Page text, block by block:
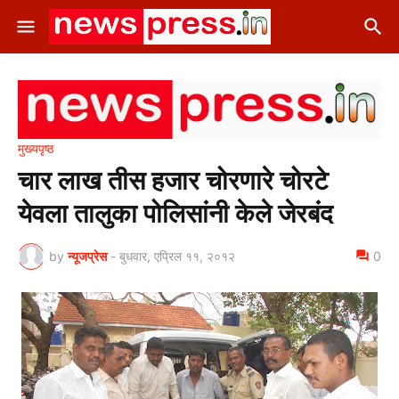
मुख्यपृष्ठ
चार लाख तीस हजार चोरणारे चोरटे
येवला तालुका पोलिसांनी केले जेरबंद
by न्यूजप्रेस - बुधवार, एप्रिल ११, २०१२ 0